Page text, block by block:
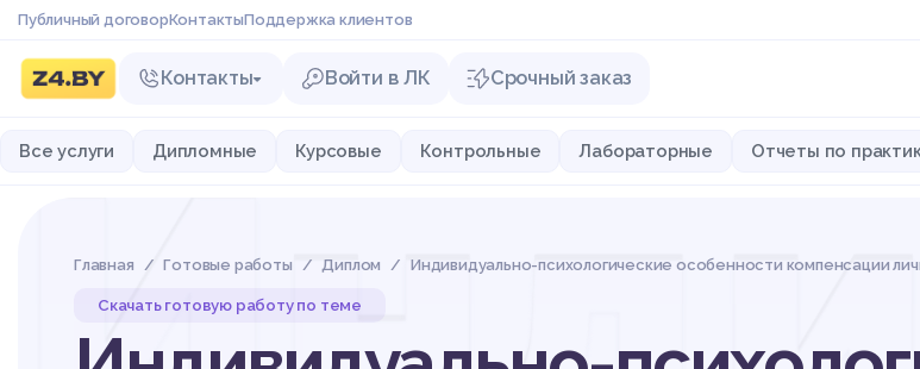
Публичный договорКонтактыПоддержка клиентов
Контакты Войти в ЛК Срочный заказ
Все услуги Дипломные Курсовые Контрольные Лабораторные Отчеты по
Главная Готовые работы Диплом Индивидуально-психологические особенности компенсации
Скачать готовую работу по теме